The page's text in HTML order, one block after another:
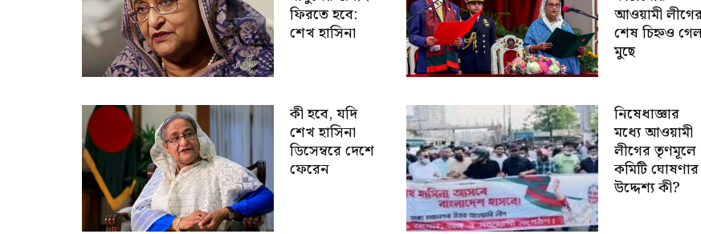
ফিরতে হবে:
শেখ হাসিনা
আওয়ামী
শেষ চিহ্নও
মুছে
কী হবে, যদি
শেখ হাসিনা
ডিসেম্বরে দেশে
ফেরেন
নিষেধাজ্ঞার
মধ্যে আওয়ামী
লীগের তৃণমূলে
কমিটি ঘোষণার
উদ্দেশ্য কী?